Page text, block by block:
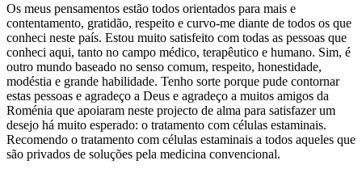
Os meus pensamentos estão todos orientados para mais e
contentamento, gratidão, respeito e curvo-me diante de todos os que
conheci neste país. Estou muito satisfeito com todas as pessoas que
conheci aqui, tanto no campo médico, terapêutico e humano. Sim, é
outro mundo baseado no senso comum, respeito, honestidade,
modéstia e grande habilidade. Tenho sorte porque pude contornar
estas pessoas e agradeço a Deus e agradeço a muitos amigos da
Roménia que apoiaram neste projecto de alma para satisfazer um
desejo há muito esperado: o tratamento com células estaminais.
Recomendo o tratamento com células estaminais a todos aqueles que
são privados de soluções pela medicina convencional.